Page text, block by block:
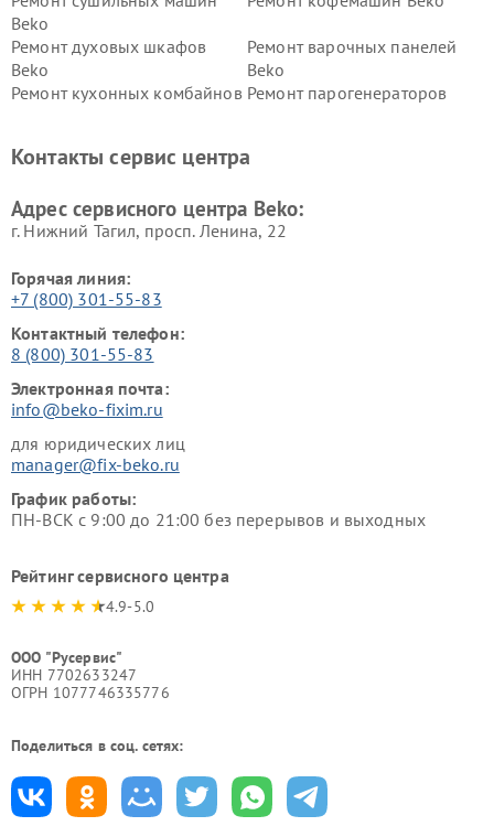
Beko
Ремонт духовых шкафов
Beko
Ремонт варочных панелей
Beko
Ремонт кухонных комбайнов Ремонт парогенераторов
Ремонт холодильников Beko Ремонт морозильных камер
Контакты сервис центра
Адрес сервисного центра Beko:
г. Нижний Тагил, просп. Ленина, 22
Горячая линия:
+7 (800) 301-55-83
Контактный телефон:
8 (800) 301-55-83
Электронная почта:
info@beko-fixim.ru
для юридических лиц
manager@fix-beko.ru
График работы:
ПН-ВСК с 9:00 до 21:00 без перерывов и выходных
Рейтинг сервисного центра
4.9-5.0
ООО "Русервис"
ИНН 7702633247
ОГРН 1077746335776
Поделиться в соц. сетях: